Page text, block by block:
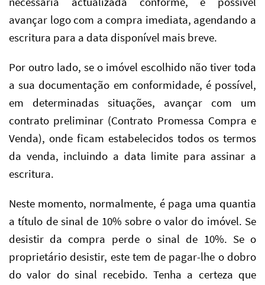
avançar logo com a compra imediata, agendando a
escritura para a data disponível mais breve.
Por outro lado, se o imóvel escolhido não tiver toda
a sua documentação em conformidade, é possível,
em determinadas situações, avançar com um
contrato preliminar (Contrato Promessa Compra e
Venda), onde ficam estabelecidos todos os termos
da venda, incluindo a data limite para assinar a
escritura.
Neste momento, normalmente, é paga uma quantia
a título de sinal de 10% sobre o valor do imóvel. Se
desistir da compra perde o sinal de 10%. Se o
proprietário desistir, este tem de pagar-lhe o dobro
do valor do sinal recebido. Tenha a certeza que